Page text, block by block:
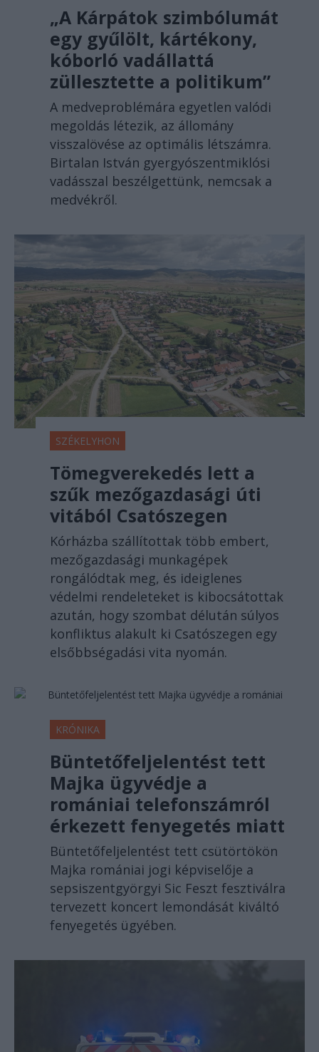
„A Kárpátok szimbólumát
egy gyűlölt, kártékony,
kóborló vadállattá
züllesztette a politikum”
A medveproblémára egyetlen valódi
megoldás létezik, az állomány
visszalövése az optimális létszámra.
Birtalan István gyergyószentmiklósi
vadásszal beszélgettünk, nemcsak a
medvékről.
SZÉKELYHON
Tömegverekedés lett a
szűk mezőgazdasági úti
vitából Csatószegen
Kórházba szállítottak több embert,
mezőgazdasági munkagépek
rongálódtak meg, és ideiglenes
védelmi rendeleteket is kibocsátottak
azután, hogy szombat délután súlyos
konfliktus alakult ki Csatószegen egy
elsőbbségadási vita nyomán.
KRÓNIKA
Büntetőfeljelentést tett
Majka ügyvédje a
romániai telefonszámról
érkezett fenyegetés miatt
Büntetőfeljelentést tett csütörtökön
Majka romániai jogi képviselője a
sepsiszentgyörgyi Sic Feszt fesztiválra
tervezett koncert lemondását kiváltó
fenyegetés ügyében.